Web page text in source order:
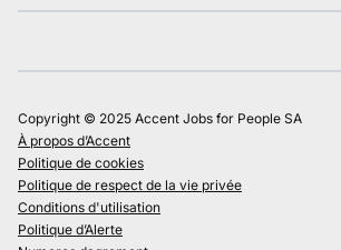
Copyright © 2025 Accent Jobs for People SA
À propos d’Accent
Politique de cookies
Politique de respect de la vie privée
Conditions d'utilisation
Politique d’Alerte